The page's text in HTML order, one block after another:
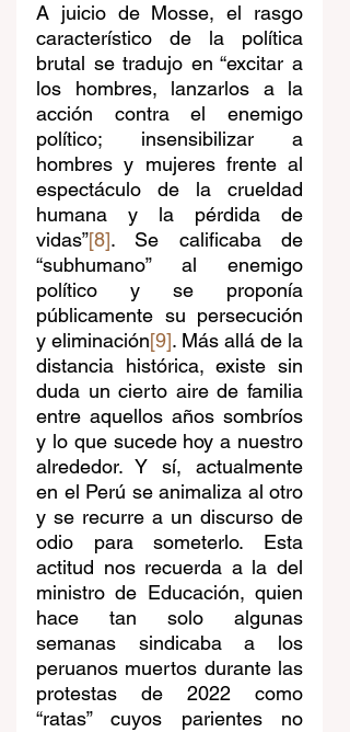
A juicio de Mosse, el rasgo
característico de la política
brutal se tradujo en “excitar a
los hombres, lanzarlos a la
acción contra el enemigo
político; insensibilizar a
hombres y mujeres frente al
espectáculo de la crueldad
humana y la pérdida de
vidas”[8]. Se calificaba de
“subhumano” al enemigo
político y se proponía
públicamente su persecución
y eliminación[9]. Más allá de la
distancia histórica, existe sin
duda un cierto aire de familia
entre aquellos años sombríos
y lo que sucede hoy a nuestro
alrededor. Y sí, actualmente
en el Perú se animaliza al otro
y se recurre a un discurso de
odio para someterlo. Esta
actitud nos recuerda a la del
ministro de Educación, quien
hace tan solo algunas
semanas sindicaba a los
peruanos muertos durante las
protestas de 2022 como
“ratas” cuyos parientes no